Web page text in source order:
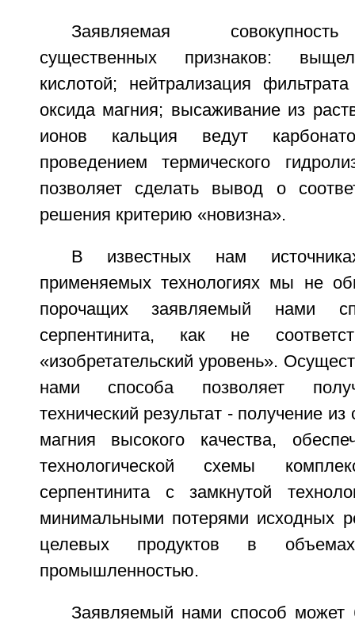
Заявляемая
существенных признаков:
кислотой; нейтрализация
оксида магния; высаживание из
ионов кальция ведут
проведением термического
позволяет сделать вывод о
решения критерию «новизна».
В известных нам
применяемых технологиях мы не
порочащих заявляемый нами
серпентинита, как не
«изобретательский уровень».
нами способа позволяет
технический результат - получение из
магния высокого качества,
технологической схемы
серпентинита с замкнутой
минимальными потерями исходных
целевых продуктов в
промышленностью.
Заявляемый нами способ может